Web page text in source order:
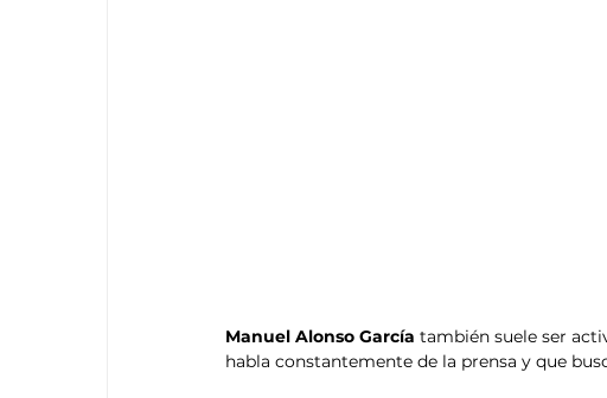
Manuel Alonso García también suele ser
habla constantemente de la prensa y que